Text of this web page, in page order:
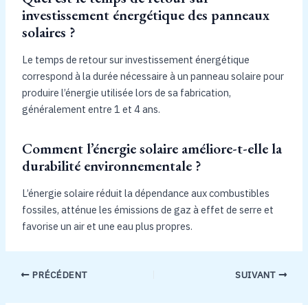
investissement énergétique des panneaux
solaires ?
Le temps de retour sur investissement énergétique
correspond à la durée nécessaire à un panneau solaire pour
produire l’énergie utilisée lors de sa fabrication,
généralement entre 1 et 4 ans.
Comment l’énergie solaire améliore-t-elle la
durabilité environnementale ?
L’énergie solaire réduit la dépendance aux combustibles
fossiles, atténue les émissions de gaz à effet de serre et
favorise un air et une eau plus propres.
PRÉCÉDENT SUIVANT